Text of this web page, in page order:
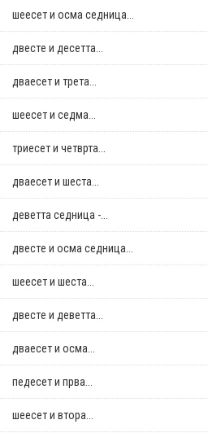
шеесет и осма седница...
двестe и десетта...
дваесет и трета...
шеесет и седма...
триесет и четврта...
дваесет и шеста...
деветта седница -...
двестe и осма седница...
шеесет и шеста...
двестe и деветта...
дваесет и осма...
педесет и прва...
шеесет и втора...